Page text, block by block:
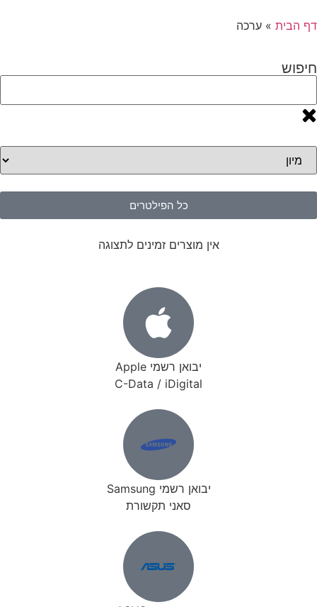
דף הבית » ערכה
חיפוש
כל הפילטרים
אין מוצרים זמינים לתצוגה
יבואן רשמי Apple
C-Data / iDigital
יבואן רשמי Samsung
סאני תקשורת